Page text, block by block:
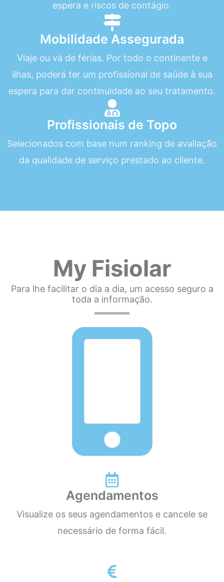
espera e riscos de contágio.
Mobilidade Assegurada
Viaje ou vá de férias. Por todo o continente e
ilhas, poderá ter um profissional de saúde à sua
espera para dar continuidade ao seu tratamento.
Profissionais de Topo
Selecionados com base num ranking de avaliação
da qualidade de serviço prestado ao cliente.
My Fisiolar
Para lhe facilitar o dia a dia, um acesso seguro a
toda a informação.
Agendamentos
Visualize os seus agendamentos e cancele se
necessário de forma fácil.